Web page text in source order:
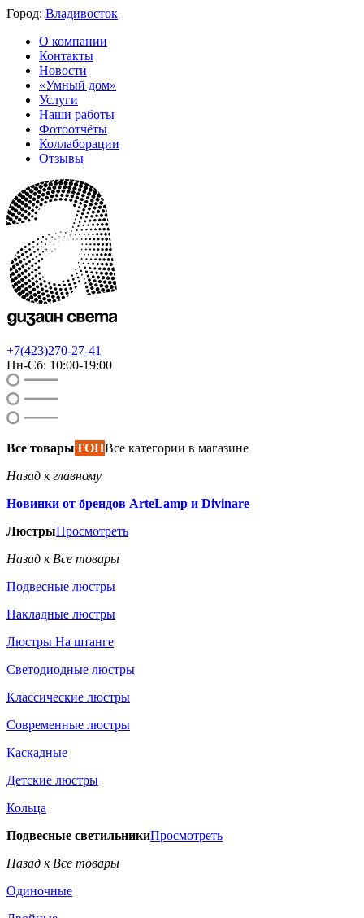
Город: Владивосток
О компании
Контакты
Новости
«Умный дом»
Услуги
Наши работы
Фотоотчёты
Коллаборации
Отзывы
+7(423)270-27-41
Пн-Сб: 10:00-19:00
Все товарыТОПВсе категории в магазине
Назад к главному
Новинки от брендов ArteLamp и Divinare
ЛюстрыПросмотреть
Назад к Все товары
Подвесные люстры
Накладные люстры
Люстры На штанге
Светодиодные люстры
Классические люстры
Современные люстры
Каскадные
Детские люстры
Кольца
Подвесные светильникиПросмотреть
Назад к Все товары
Одиночные